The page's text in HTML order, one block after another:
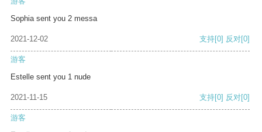
Sophia sent you 2 messa
2021-12-02 支持[0] 反对[0]
游客
Estelle sent you 1 nude
2021-11-15 支持[0] 反对[0]
游客